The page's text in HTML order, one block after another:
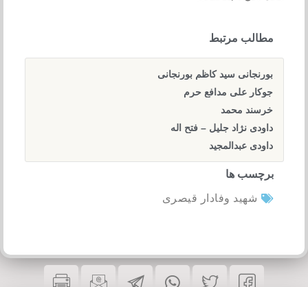
مطالب مرتبط
بورنجانی سید کاظم بورنجانی
جوکار علی مدافع حرم
خرسند محمد
داودی نژاد جلیل – فتح اله
داودی عبدالمجید
برچسب ها
شهید وفادار قیصری